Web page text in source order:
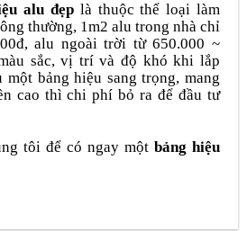
alu đẹplà thuộc thể loại làm
thường, 1m2 alu trong nhà chỉ
alu ngoài trời từ 650.000 ~
sắc, vị trí và độ khó khi lắp
bảng hiệu sang trọng, mang
cao thì chi phí bỏ ra để đầu tư
tôi để có ngay một bảng hiệu